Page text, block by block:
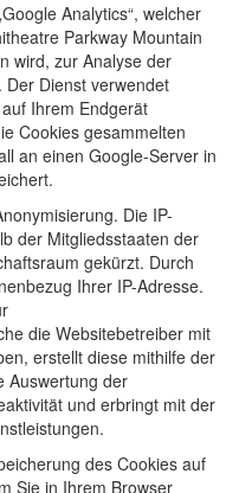
Analytics“, welcher
Parkway Mountain
wird, zur Analyse der
Dienst verwendet
Ihrem Endgerät
Cookies gesammelten
an einen Google-Server in
Die IP-
der Mitgliedsstaaten der
gekürzt. Durch
Ihrer IP-Adresse.
die Websitebetreiber mit
erstellt diese mithilfe der
Auswertung der
und erbringt mit der
des Cookies auf
Sie in Ihrem Browser